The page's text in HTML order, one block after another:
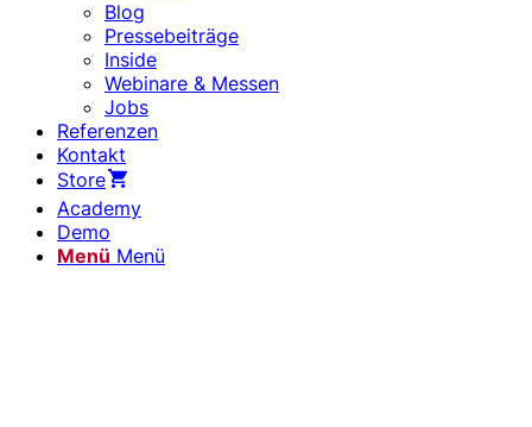
Blog
Pressebeiträge
Inside
Webinare & Messen
Jobs
Referenzen
Kontakt
Store
Academy
Demo
Menü Menü